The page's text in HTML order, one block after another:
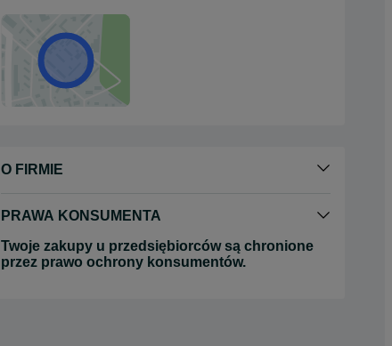
O FIRMIE
PRAWA KONSUMENTA
Twoje zakupy u przedsiębiorców są chronione
przez prawo ochrony konsumentów.